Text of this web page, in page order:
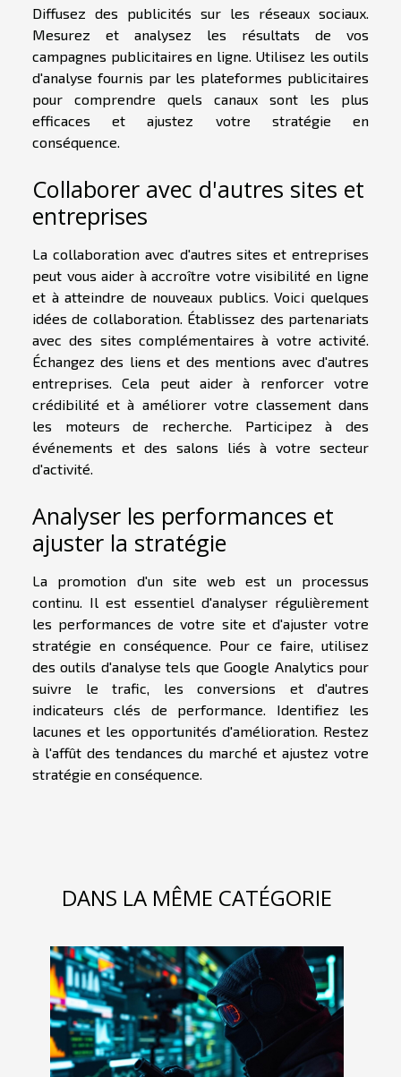
Diffusez des publicités sur les réseaux sociaux.
Mesurez et analysez les résultats de vos
campagnes publicitaires en ligne. Utilisez les outils
d'analyse fournis par les plateformes publicitaires
pour comprendre quels canaux sont les plus
efficaces et ajustez votre stratégie en
conséquence.
Collaborer avec d'autres sites et
entreprises
La collaboration avec d'autres sites et entreprises
peut vous aider à accroître votre visibilité en ligne
et à atteindre de nouveaux publics. Voici quelques
idées de collaboration. Établissez des partenariats
avec des sites complémentaires à votre activité.
Échangez des liens et des mentions avec d'autres
entreprises. Cela peut aider à renforcer votre
crédibilité et à améliorer votre classement dans
les moteurs de recherche. Participez à des
événements et des salons liés à votre secteur
d'activité.
Analyser les performances et
ajuster la stratégie
La promotion d'un site web est un processus
continu. Il est essentiel d'analyser régulièrement
les performances de votre site et d'ajuster votre
stratégie en conséquence. Pour ce faire, utilisez
des outils d'analyse tels que Google Analytics pour
suivre le trafic, les conversions et d'autres
indicateurs clés de performance. Identifiez les
lacunes et les opportunités d'amélioration. Restez
à l'affût des tendances du marché et ajustez votre
stratégie en conséquence.
DANS LA MÊME CATÉGORIE